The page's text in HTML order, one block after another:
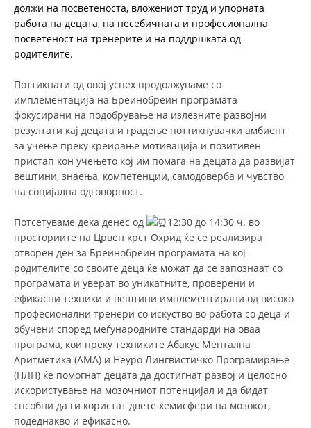
СОБРАНИЕ
СТРУКТУРА И ОРГАНИЗАЦИОНА ПОСТАВЕНОСТ
MЕЃУНАРОДНО ХУМАНИТАРНО ПРАВО
УПОТРЕБА И ЗАШТИТА НА АМБЛЕМОТ
СОЦИЈАЛНО ХУМАНИТАРНА ДЕЈНОСТ
ПОДГОТВЕНОСТ И ДЕЈСТВО ПРИ КАТАСТРОФИ
ТИМОВИ НА ООЦК ОХРИД
ПРОЕКТИ – ПОДГОТВЕНОСТ И ДЕЈСТВУВАЊЕ ПРИ КАТАСТРОФИ
ИСТРАЖУВАЊЕ НА ЈАВНО МИСЛЕЊЕ
МЕЃУНАРОДНА СОРАБОТКА
ЗНАЧЕЊЕ НА СЛУЖБАТА ЗА БАРАЊЕ
должи на посветеноста, вложениот труд и упорната
работа на децата, на несебичната и професионална
посветеност на тренерите и на поддршката од
родителите.
Поттикнати од овој успех продолжуваме со
имплементација на Бреинобреин програмата
фокусирани на подобрување на излезните развојни
резултати кај децата и градење поттикнувачки амбиент
за учење преку креирање мотивација и позитивен
пристап кон учењето кој им помага на децата да развијат
вештини, знаења, компетенции, самодоверба и чувство
на социјална одговорност.
Потсетуваме дека денес од
12:30 до 14:30 ч. во
просториите на Црвен крст Охрид ќе се реализира
отворен ден за Бреинобреин програмата на кој
родителите со своите деца ќе можат да се запознаат со
програмата и уверат во уникатните, проверени и
ефикасни техники и вештини имплементирани од високо
професионални тренери со искуство во работа со деца и
обучени според меѓународните стандарди на оваа
програма, кои преку техниките Абакус Ментална
Аритметика (АМА) и Неуро Лингвистичко Програмирање
(НЛП) ќе помогнат децата да достигнат развој и целосно
искористување на мозочниот потенцијал и да бидат
спсобни да ги користат двете хемисфери на мозокот,
подеднакво и ефикасно.